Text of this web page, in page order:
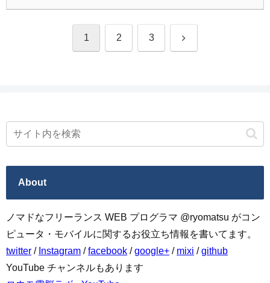
1 2 3 次
About
ノマドなフリーランス WEB プログラマ @ryomatsu がコン
ピュータ・モバイルに関するお役立ち情報を書いてます。
twitter / Instagram /facebook /google+ / mixi /github
YouTube チャンネルもあります